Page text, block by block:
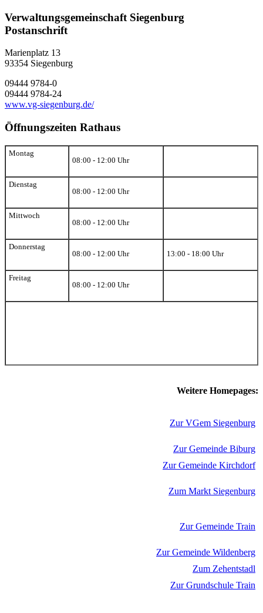
Verwaltungsgemeinschaft Siegenburg
Postanschrift
Marienplatz 13
93354 Siegenburg
09444 9784-0
09444 9784-24
www.vg-siegenburg.de/
Öffnungszeiten Rathaus
Montag
08:00 - 12:00 Uhr
Dienstag
08:00 - 12:00 Uhr
Mittwoch
08:00 - 12:00 Uhr
Donnerstag
08:00 - 12:00 Uhr
13:00 - 18:00 Uhr
Freitag
08:00 - 12:00 Uhr
Weitere Homepages:
Zur VGem Siegenburg
Zur Gemeinde Biburg
Zur Gemeinde Kirchdorf
Zum Markt Siegenburg
Zur Gemeinde Train
Zur Gemeinde Wildenberg
Zum Zehentstadl
Zur Grundschule Train